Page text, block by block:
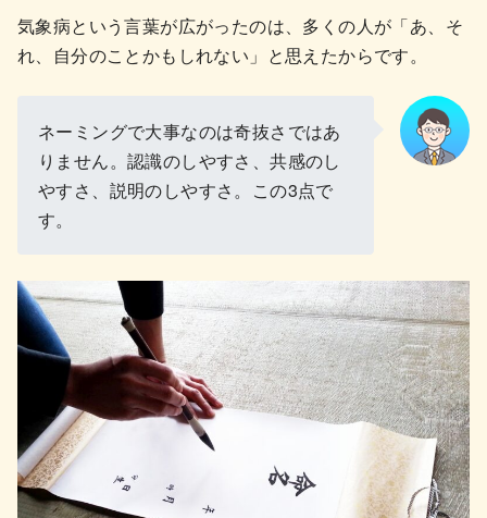
気象病という言葉が広がったのは、多くの人が「あ、そ
れ、自分のことかもしれない」と思えたからです。
ネーミングで大事なのは奇抜さではあ
りません。認識のしやすさ、共感のし
やすさ、説明のしやすさ。この3点で
す。